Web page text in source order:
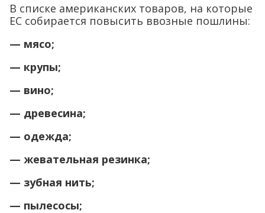
В списке американских товаров, на которые
ЕС собирается повысить ввозные пошлины:
— мясо;
— крупы;
— вино;
— древесина;
— одежда;
— жевательная резинка;
— зубная нить;
— пылесосы;